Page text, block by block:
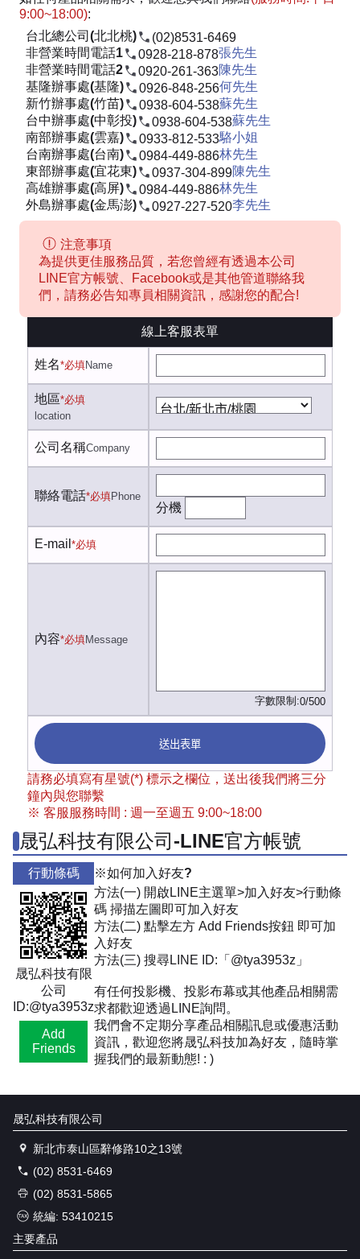
9:00~18:00):
台北總公司(北北桃)
(02)8531-6469
非營業時間電話1
0928-218-878張先生
非營業時間電話2
0920-261-363陳先生
基隆辦事處(基隆)
0926-848-256何先生
新竹辦事處(竹苗)
0938-604-538蘇先生
台中辦事處(中彰投)
0938-604-538蘇先生
南部辦事處(雲嘉)
0933-812-533駱小姐
台南辦事處(台南)
0984-449-886林先生
東部辦事處(宜花東)
0937-304-899陳先生
高雄辦事處(高屏)
0984-449-886林先生
外島辦事處(金馬澎)
0927-227-520李先生
注意事項
為提供更佳服務品質，若您曾經有透過本公司
LINE官方帳號、Facebook或是其他管道聯絡我
們，請務必告知專員相關資訊，感謝您的配合!
線上客服表單
姓名*必填Name
地區*必填
location
公司名稱Company
聯絡電話*必填Phone
分機
E-mail *必填
內容*必填Message
字數限制:0/500
送出表單
請務必填寫有星號(*) 標示之欄位，送出後我們將三分
鐘內與您聯繫
※ 客服服務時間 : 週一至週五 9:00~18:00
晟弘科技有限公司-LINE官方帳號
行動條碼
晟弘科技有限
公司
ID:@tya3953z
Add
Friends
※如何加入好友?
方法(一) 開啟LINE主選單>加入好友>行動條
碼 掃描左圖即可加入好友
方法(二) 點擊左方 Add Friends按鈕 即可加
入好友
方法(三) 搜尋LINE ID:「@tya3953z」
有任何投影機、投影布幕或其他產品相關需
求都歡迎透過LINE詢問。
我們會不定期分享產品相關訊息或優惠活動
資訊，歡迎您將晟弘科技加為好友，隨時掌
握我們的最新動態! : )
晟弘科技有限公司
新北市泰山區辭修路10之13號
(02) 8531-6469
(02) 8531-5865
統編: 53410215
主要產品